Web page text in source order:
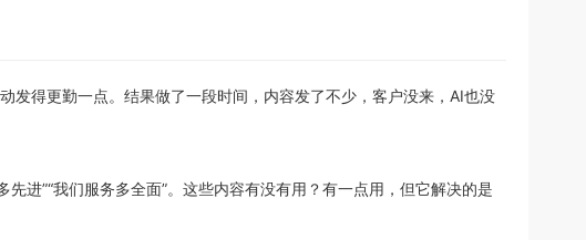
发得更勤一点。结果做了一段时间，内容发了不少，客户没来，AI也没
进”“我们服务多全面”。这些内容有没有用？有一点用，但它解决的是